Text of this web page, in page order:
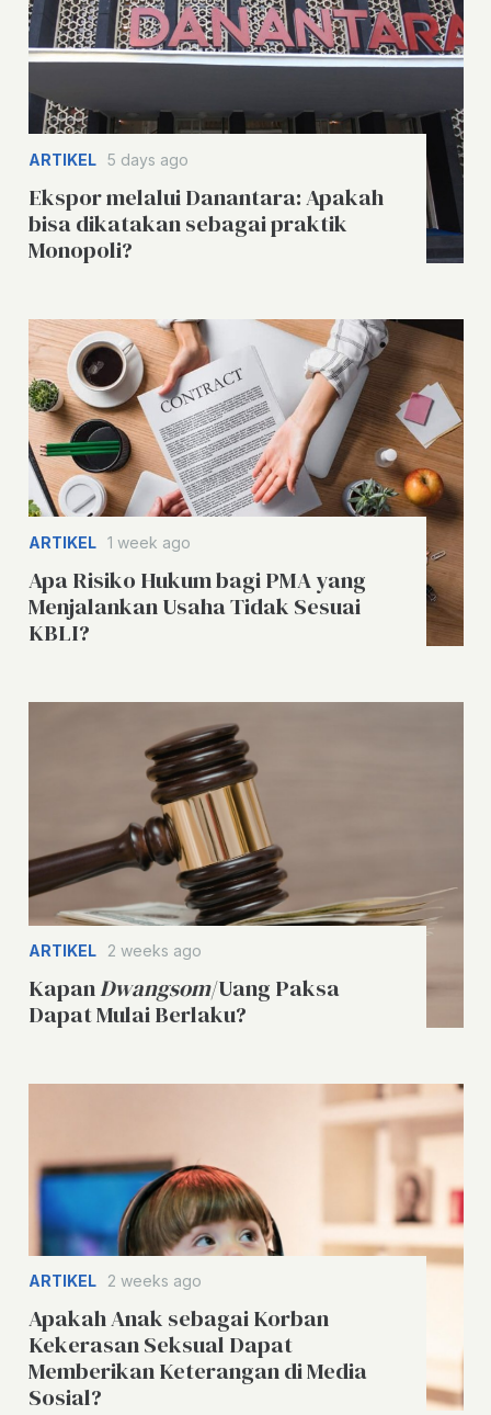
ARTIKEL 5 days ago
Ekspor melalui Danantara: Apakah
bisa dikatakan sebagai praktik
Monopoli?
ARTIKEL 1 week ago
Apa Risiko Hukum bagi PMA yang
Menjalankan Usaha Tidak Sesuai
KBLI?
ARTIKEL 2 weeks ago
KapanDwangsom/Uang Paksa
Dapat Mulai Berlaku?
ARTIKEL 2 weeks ago
Apakah Anak sebagai Korban
Kekerasan Seksual Dapat
Memberikan Keterangan di Media
Sosial?